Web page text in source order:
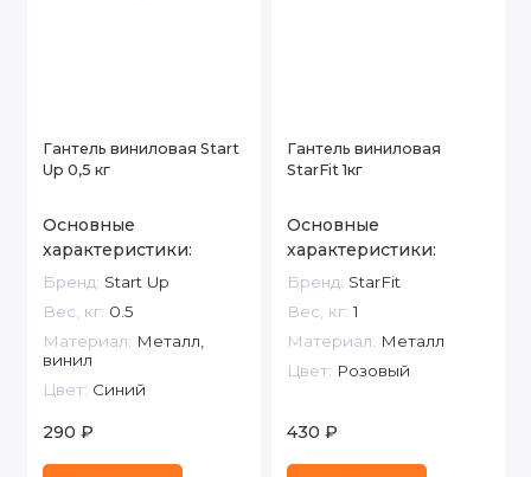
Гантель виниловая Start
Up 0,5 кг
Основные
характеристики:
Бренд: Start Up
Вес, кг: 0.5
Материал: Металл,
винил
Цвет: Синий
290 ₽
Гантель виниловая
StarFit 1кг
Основные
характеристики:
Бренд: StarFit
Вес, кг: 1
Материал: Металл
Цвет: Розовый
430 ₽